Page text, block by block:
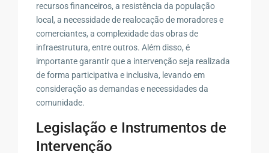
recursos financeiros, a resistência da população
local, a necessidade de realocação de moradores e
comerciantes, a complexidade das obras de
infraestrutura, entre outros. Além disso, é
importante garantir que a intervenção seja realizada
de forma participativa e inclusiva, levando em
consideração as demandas e necessidades da
comunidade.
Legislação e Instrumentos de
Intervenção